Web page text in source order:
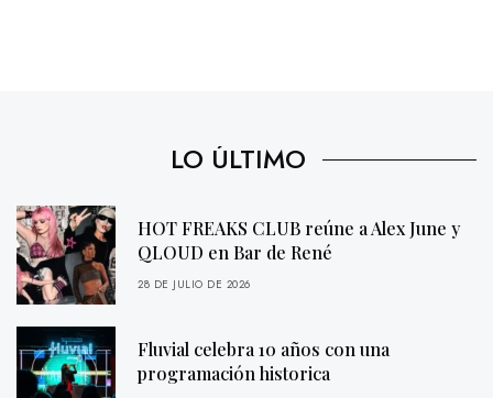
LO ÚLTIMO
HOT FREAKS CLUB reúne a Alex June y
QLOUD en Bar de René
28 DE JULIO DE 2026
Fluvial celebra 10 años con una
programación historica